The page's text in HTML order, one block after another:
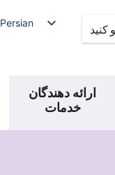
Persian
ارائه دهندگان
خدمات